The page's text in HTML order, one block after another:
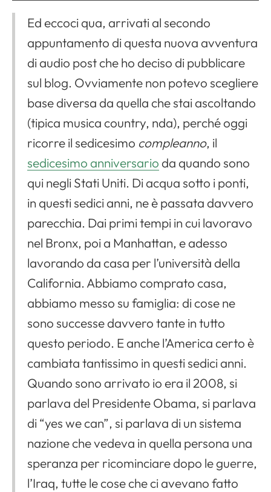
u
Ed eccoci qua, arrivati al secondo
appuntamento di questa nuova avventura
di audio post che ho deciso di pubblicare
sul blog. Ovviamente non potevo scegliere
base diversa da quella che stai ascoltando
(tipica musica country, nda), perché oggi
ricorre il sedicesimo compleanno, il
sedicesimo anniversario da quando sono
qui negli Stati Uniti. Di acqua sotto i ponti,
in questi sedici anni, ne è passata davvero
parecchia. Dai primi tempi in cui lavoravo
nel Bronx, poi a Manhattan, e adesso
lavorando da casa per l’università della
California. Abbiamo comprato casa,
abbiamo messo su famiglia: di cose ne
sono successe davvero tante in tutto
questo periodo. E anche l’America certo è
cambiata tantissimo in questi sedici anni.
Quando sono arrivato io era il 2008, si
parlava del Presidente Obama, si parlava
di “yes we can”, si parlava di un sistema
nazione che vedeva in quella persona una
speranza per ricominciare dopo le guerre,
l’Iraq, tutte le cose che ci avevano fatto